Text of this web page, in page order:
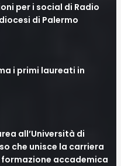
per i social di Radio
di Palermo
i primi laureati in
all’Università di
che unisce la carriera
accademica